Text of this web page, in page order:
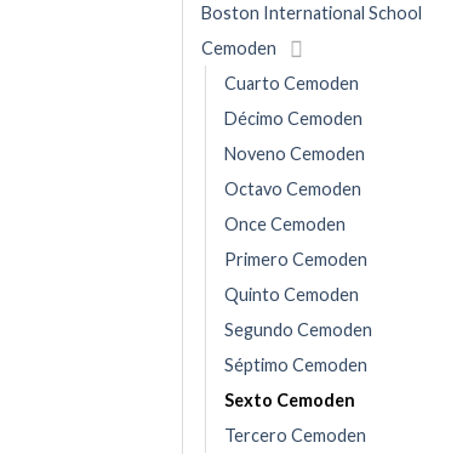
Boston International School
Cemoden
Cuarto Cemoden
Décimo Cemoden
Noveno Cemoden
Octavo Cemoden
Once Cemoden
Primero Cemoden
Quinto Cemoden
Segundo Cemoden
Séptimo Cemoden
Sexto Cemoden
Tercero Cemoden